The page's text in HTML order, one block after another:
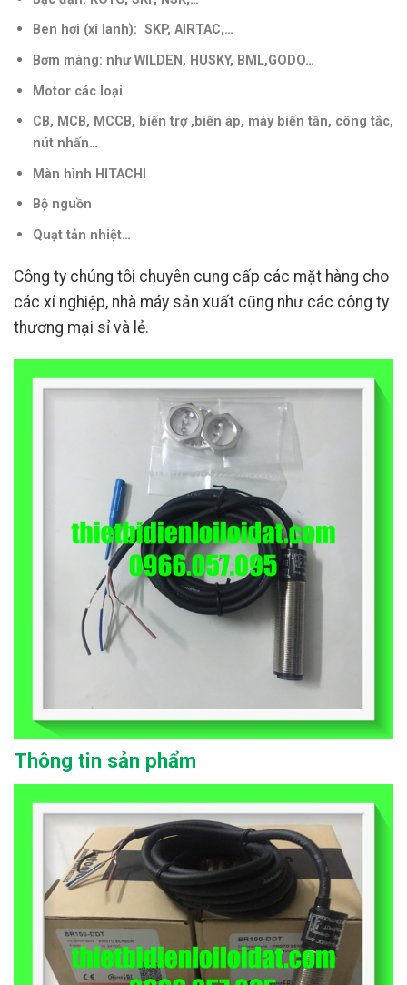
Ben hơi (xi lanh): SKP, AIRTAC,…
Bơm màng: như WILDEN, HUSKY, BML,GODO…
Motor các loại
CB, MCB, MCCB, biến trợ ,biến áp, máy biến tần, công tắc,
nút nhấn…
Màn hình HITACHI
Bộ nguồn
Quạt tản nhiệt…
Công ty chúng tôi chuyên cung cấp các mặt hàng cho
các xí nghiệp, nhà máy sản xuất cũng như các công ty
thương mại sỉ và lẻ.
Thông tin sản phẩm